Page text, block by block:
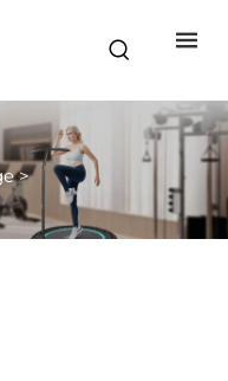
>